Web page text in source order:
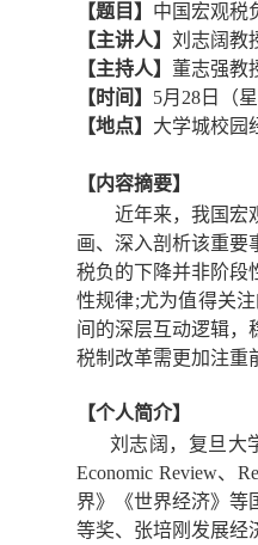
【题目】 中国宏观税
【主讲人】 刘志阔教
【主持人】 董志强教
【时间】 5月28日（
【地点】 大学城校园
【内容摘要】
近年来，我国宏
画、深入剖析该重要
税负的下降并非阶段
性规律;尤为值得关
间的深层互动逻辑，
税制改革需更加注重
【个人简介】
刘志阔，复旦大
Economic Review、
界》《世界经济》等
等奖、张培刚发展经